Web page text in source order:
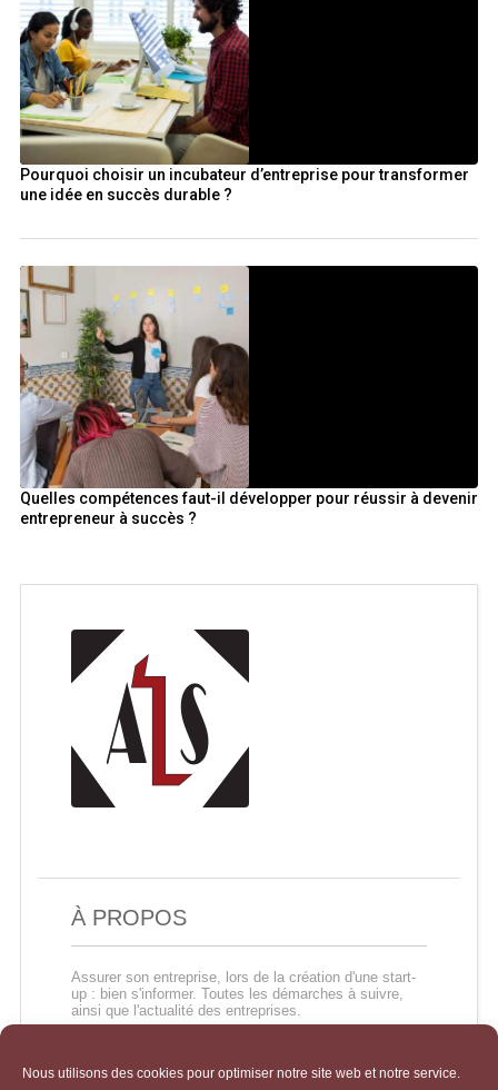
Nous utilisons des cookies pour optimiser notre site web et notre service.
Pourquoi choisir un incubateur d’entreprise pour transformer
une idée en succès durable ?
Quelles compétences faut-il développer pour réussir à devenir
entrepreneur à succès ?
À PROPOS
Assurer son entreprise, lors de la création d'une start-
up : bien s'informer. Toutes les démarches à suivre,
ainsi que l'actualité des entreprises.